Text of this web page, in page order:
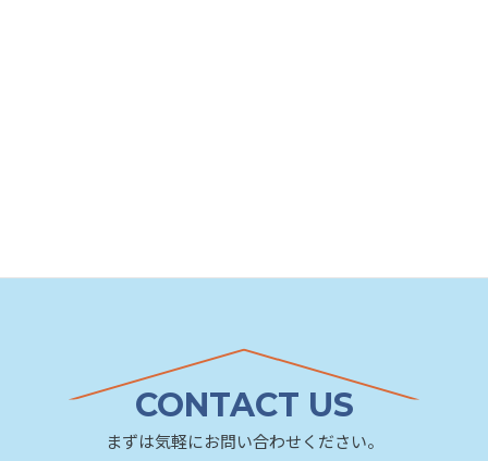
CONTACT US
まずは気軽にお問い合わせください。